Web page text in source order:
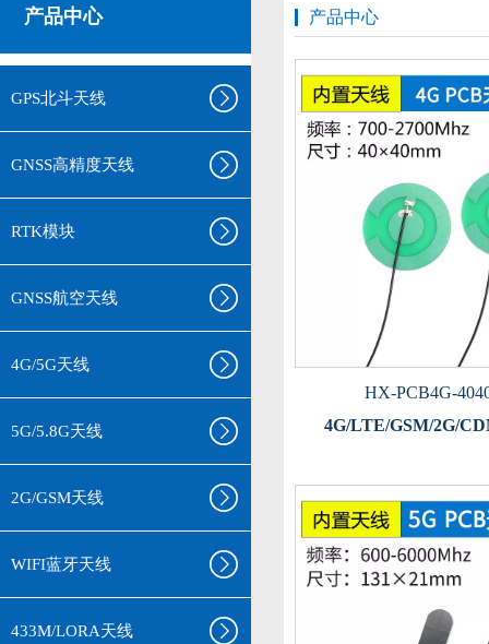
产品中心
GPS北斗天线
GNSS高精度天线
RTK模块
GNSS航空天线
4G/5G天线
5G/5.8G天线
2G/GSM天线
WIFI蓝牙天线
433M/LORA天线
产品中心
HX-PCB4G-
4G/LTE/GSM/2G/